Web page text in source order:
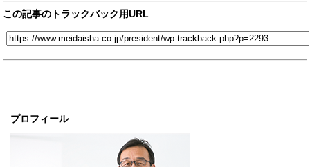
プロフィール
この記事のトラックバック用URL